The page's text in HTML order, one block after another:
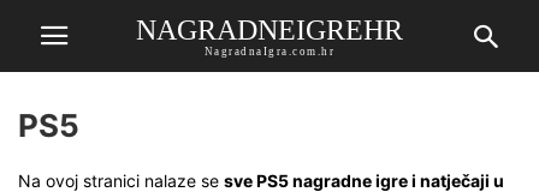
NAGRADNEIGREHR
NagradnaIgra.com.hr
PS5
Na ovoj stranici nalaze se sve PS5 nagradne igre i natječaji u